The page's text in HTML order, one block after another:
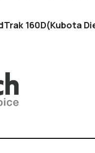
160D(Kubota